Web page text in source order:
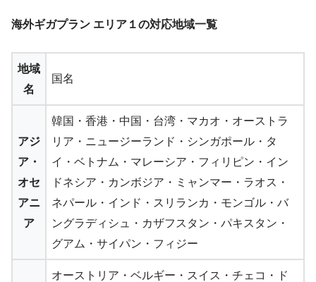
海外ギガプラン エリア１の対応地域一覧
地域
名
国名
アジ
ア・
オセ
アニ
ア
韓国 ・ 香港 ・ 中国 ・ 台湾 ・マカオ・ オーストラ
リア ・ニュージーランド・シンガポール・タ
イ・ベトナム・マレーシア・フィリピン・イン
ドネシア・カンボジア・ミャンマー・ラオス・
ネパール・インド・スリランカ・モンゴル・バ
ングラディシュ・カザフスタン・パキスタン・
グアム・サイパン・フィジー
オーストリア・ ベルギー ・ スイス ・チェコ・
ド